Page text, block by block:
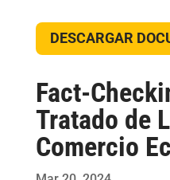
DESCARGAR
Fact-
Tratado de
Comercio